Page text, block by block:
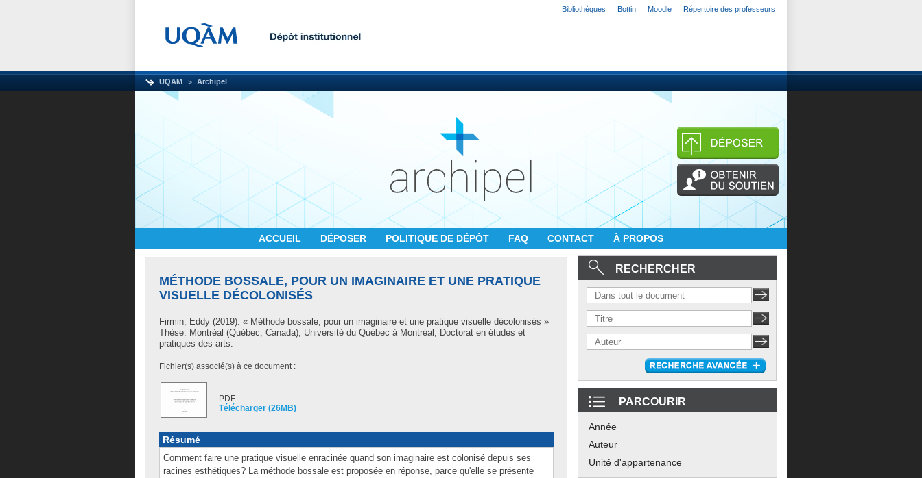
Bibliothèques Bottin Moodle Répertoire des professeurs
UQAM Archipel
ACCUEIL DÉPOSER POLITIQUE DE DÉPÔT FAQ CONTACT À PROPOS
MÉTHODE BOSSALE, POUR UN IMAGINAIRE ET UNE PRATIQUE
VISUELLE DÉCOLONISÉS
Firmin, Eddy (2019). « Méthode bossale, pour un imaginaire et une pratique visuelle décolonisés »
Thèse. Montréal (Québec, Canada), Université du Québec à Montréal, Doctorat en études et
pratiques des arts.
Fichier(s) associé(s) à ce document :
PDF
Télécharger (26MB)
Résumé
Comment faire une pratique visuelle enracinée quand son imaginaire est colonisé depuis ses
racines esthétiques? La méthode bossale est proposée en réponse, parce qu'elle se présente
RECHERCHER
PARCOURIR
Année
Auteur
Unité d'appartenance